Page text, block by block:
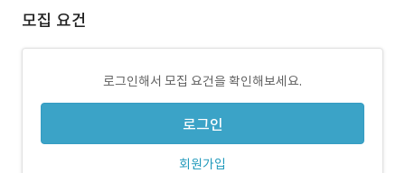
모집 요건
로그인해서 모집 요건을 확인해보세요.
로그인
회원가입